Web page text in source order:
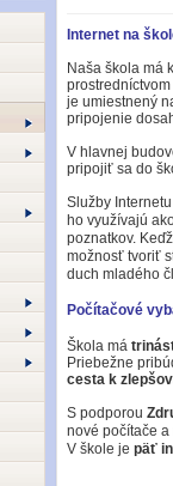
Internet na
Naša škola má
prostredníctvom
je umiestnený
pripojenie
V hlavnej
pripojiť sa do
Služby
ho využívajú
poznatkov.
možnosť tvoriť
duch mladého
Počítačové
Škola má
Priebežne
cesta k
S podporou
nové počítače
V škole je päť